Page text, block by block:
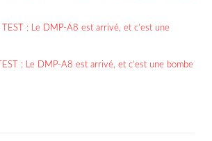
TEST : Le DMP-A8 est arrivé, et c’est une
TEST : Le DMP-A8 est arrivé, et c’est une bombe